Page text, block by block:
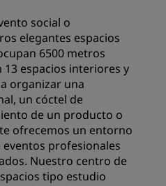
social o
elegantes espacios
6500 metros
13 espacios interiores y
organizar una
un cóctel de
de un producto o
ofrecemos un entorno
profesionales
Nuestro centro de
tipo estudio